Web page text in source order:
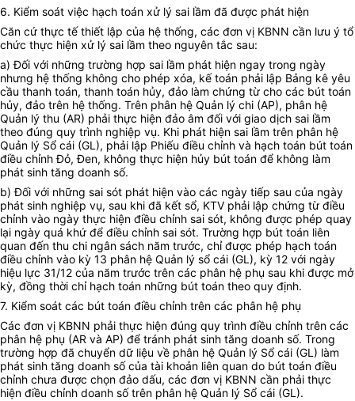
6. Kiểm soát việc hạch toán xử lý sai lầm đã được phát hiện
Căn cứ thực tế thiết lập của hệ thống, các đơn vị KBNN cần lưu ý tổ
chức thực hiện xử lý sai lầm theo nguyên tắc sau:
a) Đối với những trường hợp sai lầm phát hiện ngay trong ngày
nhưng hệ thống không cho phép xóa, kế toán phải lập Bảng kê yêu
cầu thanh toán, thanh toán hủy, đảo làm chứng từ cho các bút toán
hủy, đảo trên hệ thống. Trên phân hệ Quản lý chi (AP), phân hệ
Quản lý thu (AR) phải thực hiện đảo âm đối với giao dịch sai lầm
theo đúng quy trình nghiệp vụ. Khi phát hiện sai lầm trên phân hệ
Quản lý Sổ cái (GL), phải lập Phiếu điều chỉnh và hạch toán bút toán
điều chỉnh Đỏ, Đen, không thực hiện hủy bút toán để không làm
phát sinh tăng doanh số.
b) Đối với những sai sót phát hiện vào các ngày tiếp sau của ngày
phát sinh nghiệp vụ, sau khi đã kết sổ, KTV phải lập chứng từ điều
chỉnh vào ngày thực hiện điều chỉnh sai sót, không được phép quay
lại ngày quá khứ để điều chỉnh sai sót. Trường hợp bút toán liên
quan đến thu chi ngân sách năm trước, chỉ được phép hạch toán
điều chỉnh vào kỳ 13 phân hệ Quản lý sổ cái (GL), kỳ 12 với ngày
hiệu lực 31/12 của năm trước trên các phân hệ phụ sau khi được mở
kỳ, đồng thời chỉ hạch toán những bút toán theo quy định.
7. Kiểm soát các bút toán điều chỉnh trên các phân hệ phụ
Các đơn vị KBNN phải thực hiện đúng quy trình điều chỉnh trên các
phân hệ phụ (AR và AP) để tránh phát sinh tăng doanh số. Trong
trường hợp đã chuyển dữ liệu về phân hệ Quản lý Sổ cái (GL) làm
phát sinh tăng doanh số của tài khoản liên quan do bút toán điều
chỉnh chưa được chọn đảo dấu, các đơn vị KBNN cần phải thực
hiện điều chỉnh doanh số trên phân hệ Quản lý Sổ cái (GL).